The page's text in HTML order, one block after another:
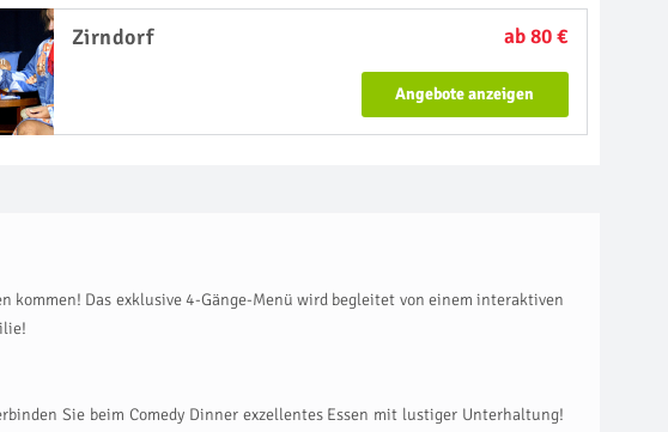
Zirndorf ab 80 €
Angebote anzeigen
kommen! Das exklusive 4-Gänge-Menü wird begleitet von einem interaktiven
Sie beim Comedy Dinner exzellentes Essen mit lustiger Unterhaltung!